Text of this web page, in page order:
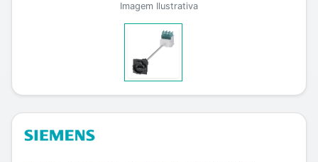
Imagem Ilustrativa